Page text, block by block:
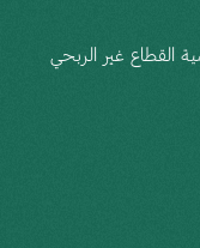
لتنمية القطاع غير الربحي